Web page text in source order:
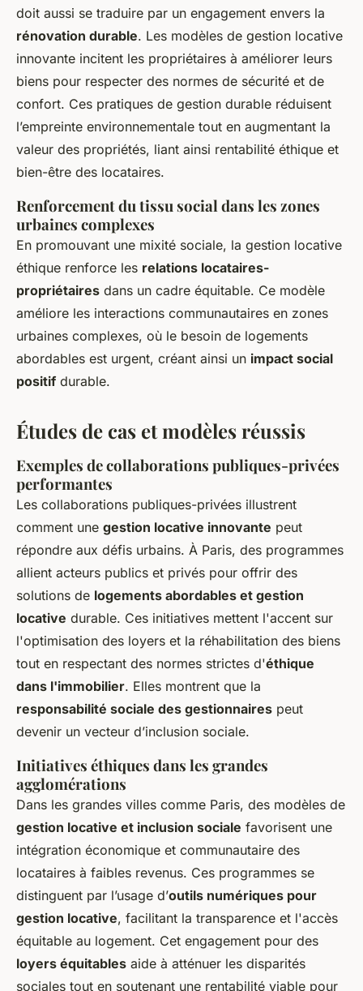
doit aussi se traduire par un engagement envers la
rénovation durable. Les modèles de gestion locative
innovante incitent les propriétaires à améliorer leurs
biens pour respecter des normes de sécurité et de
confort. Ces pratiques de gestion durable réduisent
l’empreinte environnementale tout en augmentant la
valeur des propriétés, liant ainsi rentabilité éthique et
bien-être des locataires.
Renforcement du tissu social dans les zones
urbaines complexes
En promouvant une mixité sociale, la gestion locative
éthique renforce les relations locataires-
propriétaires dans un cadre équitable. Ce modèle
améliore les interactions communautaires en zones
urbaines complexes, où le besoin de logements
abordables est urgent, créant ainsi un impact social
positif durable.
Études de cas et modèles réussis
Exemples de collaborations publiques-privées
performantes
Les collaborations publiques-privées illustrent
comment une gestion locative innovante peut
répondre aux défis urbains. À Paris, des programmes
allient acteurs publics et privés pour offrir des
solutions de logements abordables et gestion
locative durable. Ces initiatives mettent l'accent sur
l'optimisation des loyers et la réhabilitation des biens
tout en respectant des normes strictes d'éthique
dans l'immobilier. Elles montrent que la
responsabilité sociale des gestionnaires peut
devenir un vecteur d’inclusion sociale.
Initiatives éthiques dans les grandes
agglomérations
Dans les grandes villes comme Paris, des modèles de
gestion locative et inclusion sociale favorisent une
intégration économique et communautaire des
locataires à faibles revenus. Ces programmes se
distinguent par l’usage d’outils numériques pour
gestion locative, facilitant la transparence et l'accès
équitable au logement. Cet engagement pour des
loyers équitables aide à atténuer les disparités
sociales tout en soutenant une rentabilité viable pour